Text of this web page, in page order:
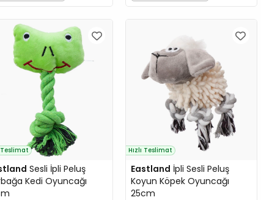
Teslimat
Sesli İpli Peluş
Kedi Oyuncağı
Hızlı Teslimat
Eastland İpli Sesli Peluş
Koyun Köpek Oyuncağı
25cm